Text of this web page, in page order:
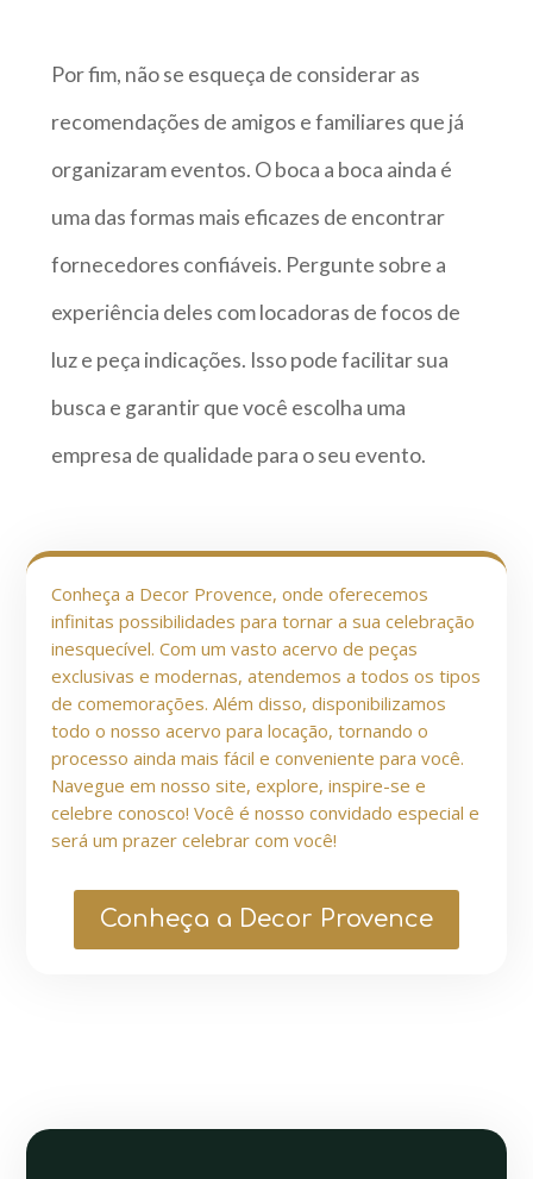
Por fim, não se esqueça de considerar as
recomendações de amigos e familiares que já
organizaram eventos. O boca a boca ainda é
uma das formas mais eficazes de encontrar
fornecedores confiáveis. Pergunte sobre a
experiência deles com locadoras de focos de
luz e peça indicações. Isso pode facilitar sua
busca e garantir que você escolha uma
empresa de qualidade para o seu evento.
Conheça a Decor Provence, onde oferecemos
infinitas possibilidades para tornar a sua celebração
inesquecível. Com um vasto acervo de peças
exclusivas e modernas, atendemos a todos os tipos
de comemorações. Além disso, disponibilizamos
todo o nosso acervo para locação, tornando o
processo ainda mais fácil e conveniente para você.
Navegue em nosso site, explore, inspire-se e
celebre conosco! Você é nosso convidado especial e
será um prazer celebrar com você!
Conheça a Decor Provence